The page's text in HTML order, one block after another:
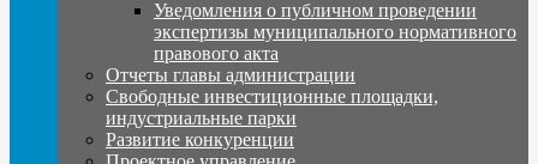
Уведомления о публичном проведении
экспертизы муниципального нормативного
правового акта
Отчеты главы администрации
Свободные инвестиционные площадки,
индустриальные парки
Развитие конкуренции